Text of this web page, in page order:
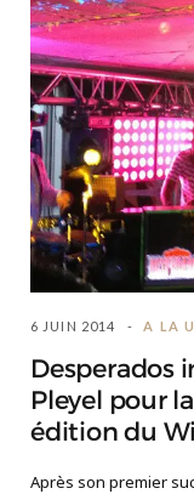
6 JUIN 2014 A LA
Desperados
Pleyel pour
édition du
Après son premier